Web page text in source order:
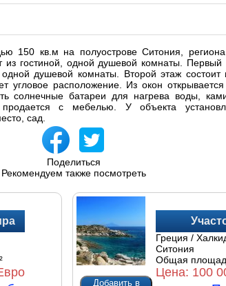
150 кв.м на полуострове Ситония,
из гостиной, одной душевой комнаты. Первый
душевой комнаты. Второй этаж состоит
угловое расположение. Из окон
солнечные батареи для нагрева воды,
с мебелью. У объекта
сад.
Поделиться
Рекомендуем также посмотреть
Греция /
Ситония
Общая
Цена: 100
Добавить в